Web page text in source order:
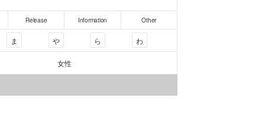
Release Information Other
ま や ら わ
女性